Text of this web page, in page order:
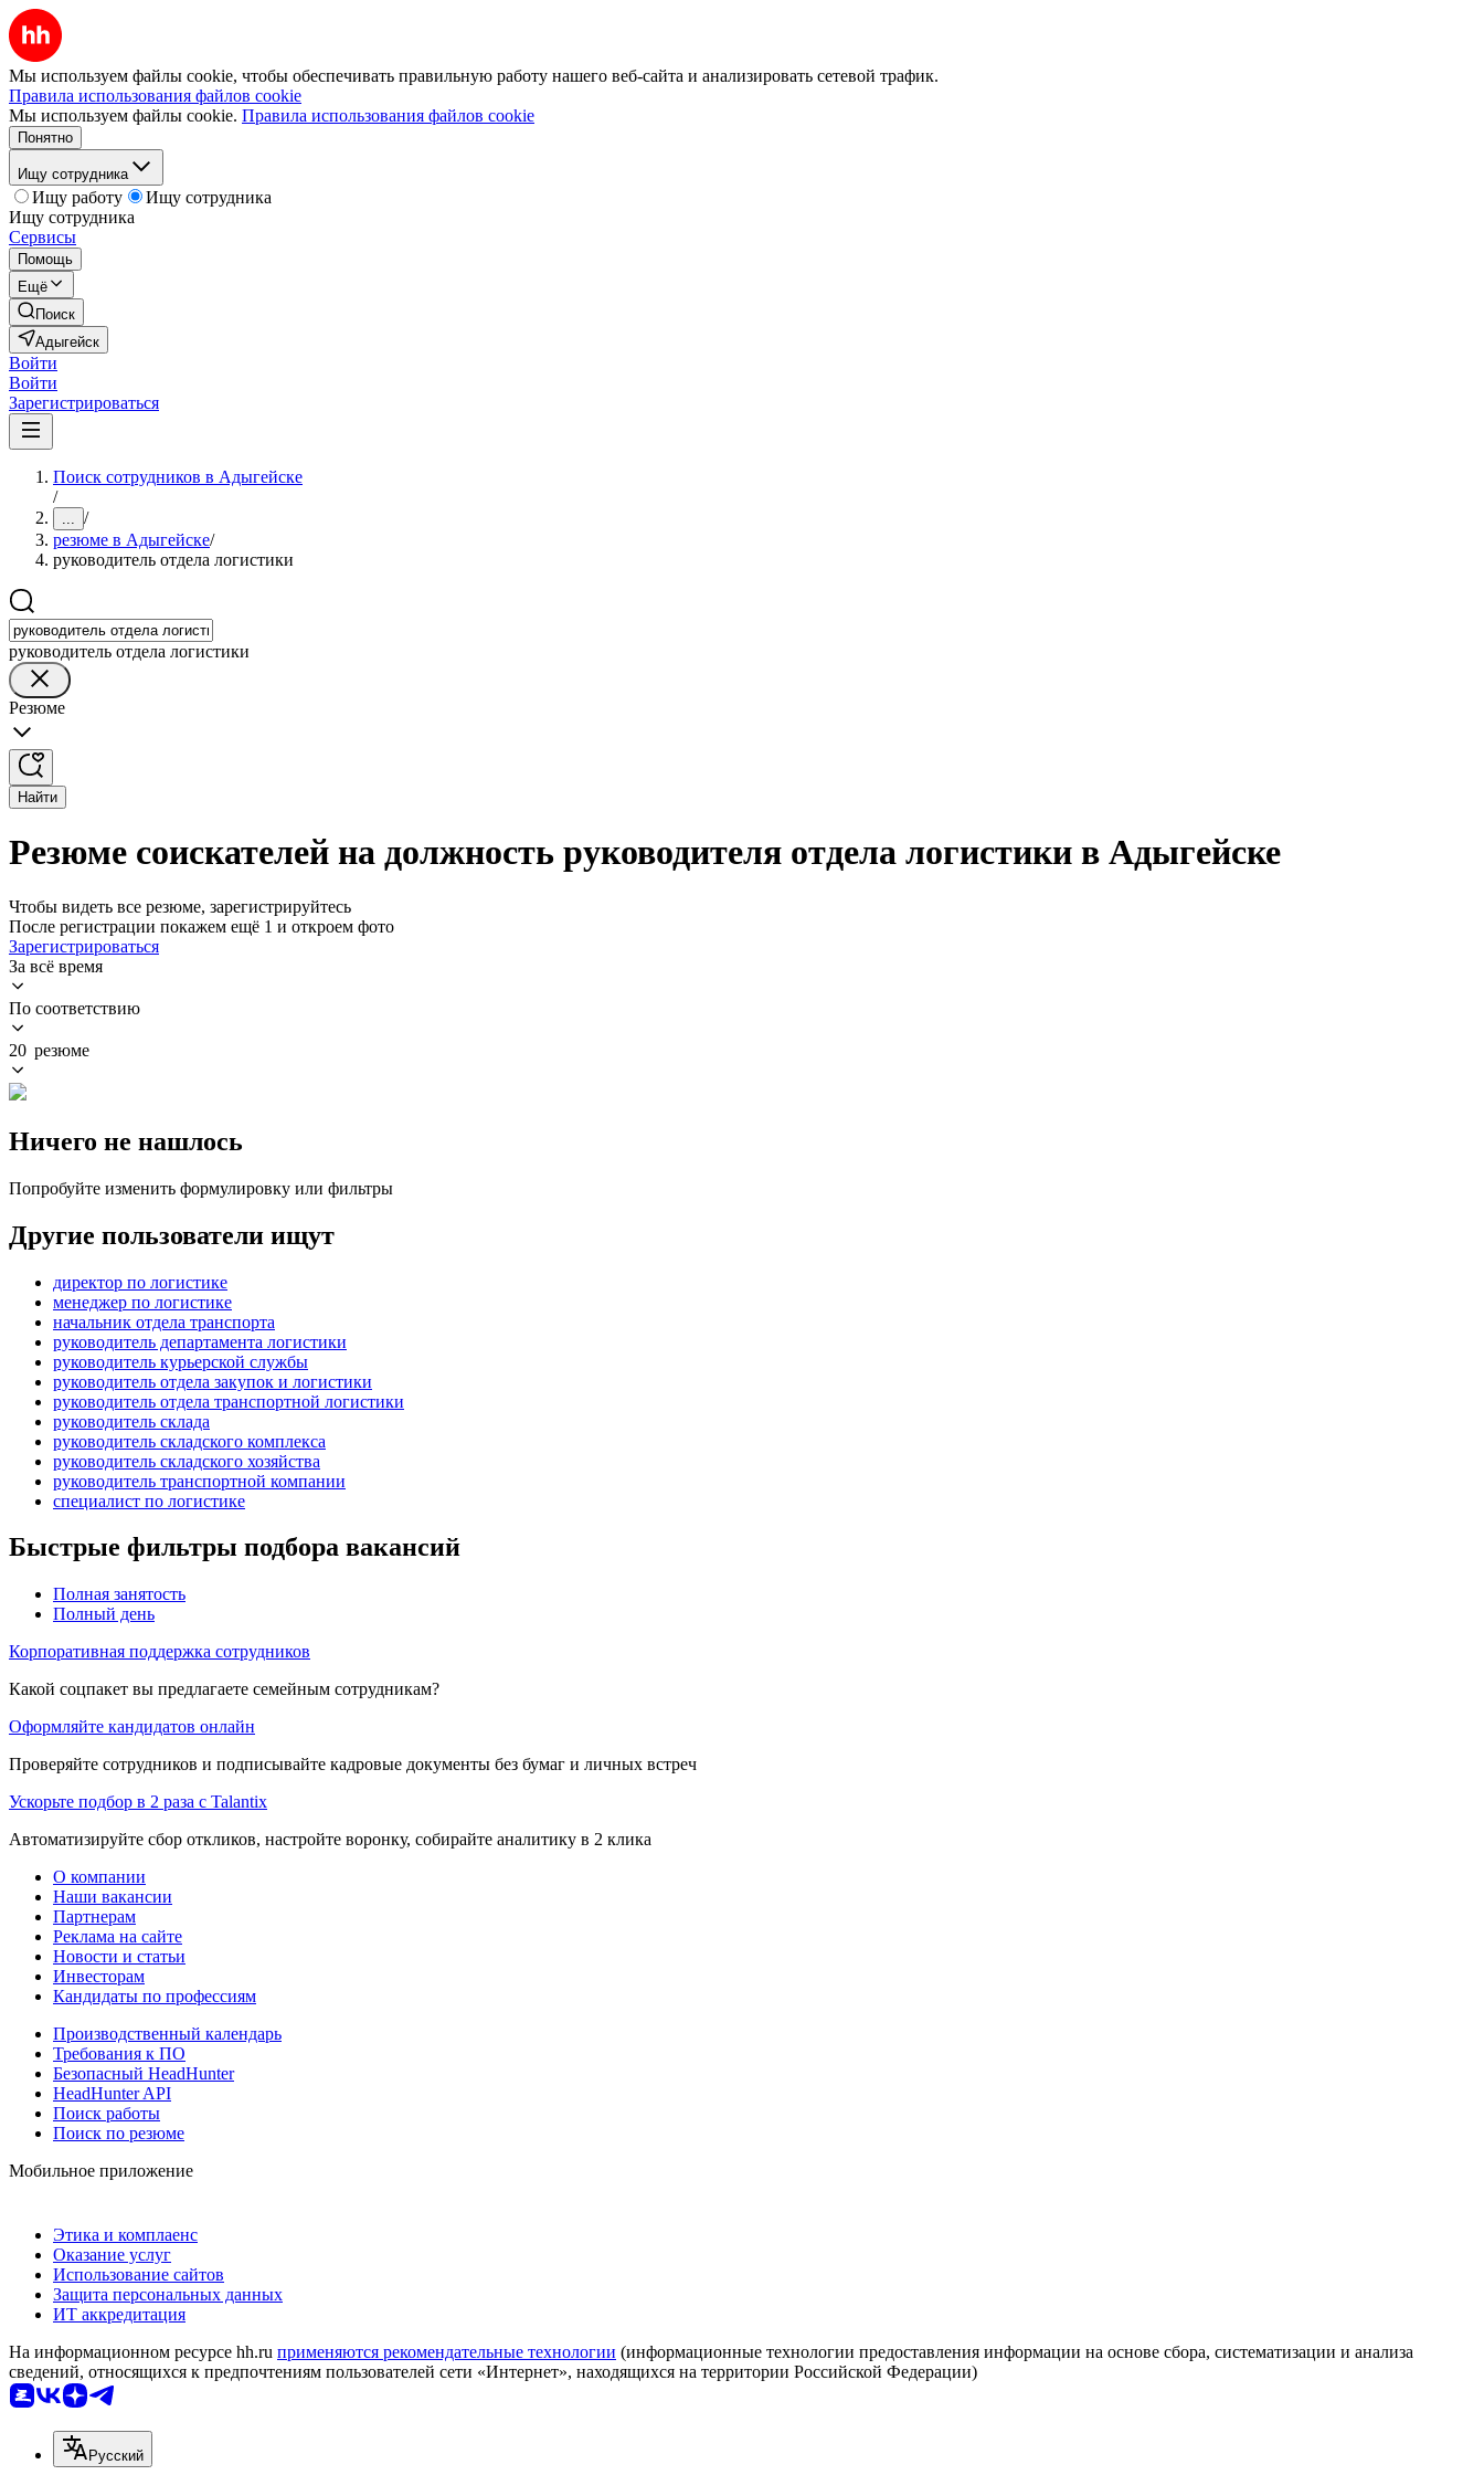
Мы используем файлы cookie, чтобы обеспечивать правильную работу нашего веб-сайта и анализировать сетевой трафик.
Правила использования файлов cookie
Мы используем файлы cookie. Правила использования файлов cookie
Понятно
Ищу сотрудника
Ищу работу
Ищу сотрудника
Ищу сотрудника
Сервисы
Помощь
Ещё
Поиск
Адыгейск
Войти
Войти
Зарегистрироваться
Поиск сотрудников в Адыгейске
/
... /
резюме в Адыгейске/
руководитель отдела логистики
руководитель отдела логистики
Резюме
Найти
Резюме соискателей на должность руководителя отдела логистики в Адыгейске
Чтобы видеть все резюме, зарегистрируйтесь
После регистрации покажем ещё 1 и откроем фото
Зарегистрироваться
За всё время
По соответствию
20 резюме
Ничего не нашлось
Попробуйте изменить формулировку или фильтры
Другие пользователи ищут
директор по логистике
менеджер по логистике
начальник отдела транспорта
руководитель департамента логистики
руководитель курьерской службы
руководитель отдела закупок и логистики
руководитель отдела транспортной логистики
руководитель склада
руководитель складского комплекса
руководитель складского хозяйства
руководитель транспортной компании
специалист по логистике
Быстрые фильтры подбора вакансий
Полная занятость
Полный день
Корпоративная поддержка сотрудников
Какой соцпакет вы предлагаете семейным сотрудникам?
Оформляйте кандидатов онлайн
Проверяйте сотрудников и подписывайте кадровые документы без бумаг и личных встреч
Ускорьте подбор в 2 раза с Talantix
Автоматизируйте сбор откликов, настройте воронку, собирайте аналитику в 2 клика
О компании
Наши вакансии
Партнерам
Реклама на сайте
Новости и статьи
Инвесторам
Кандидаты по профессиям
Производственный календарь
Требования к ПО
Безопасный HeadHunter
HeadHunter API
Поиск работы
Поиск по резюме
Мобильное приложение
Этика и комплаенс
Оказание услуг
Использование сайтов
Защита персональных данных
ИТ аккредитация
На информационном ресурсе hh.ru применяются рекомендательные технологии (информационные технологии предоставления информации на основе сбора, систематизации и анализа
сведений, относящихся к предпочтениям пользователей сети «Интернет», находящихся на территории Российской Федерации)
Русский